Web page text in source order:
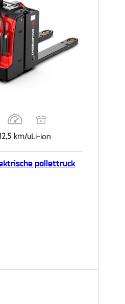
km/uLi-ion
pallettruck